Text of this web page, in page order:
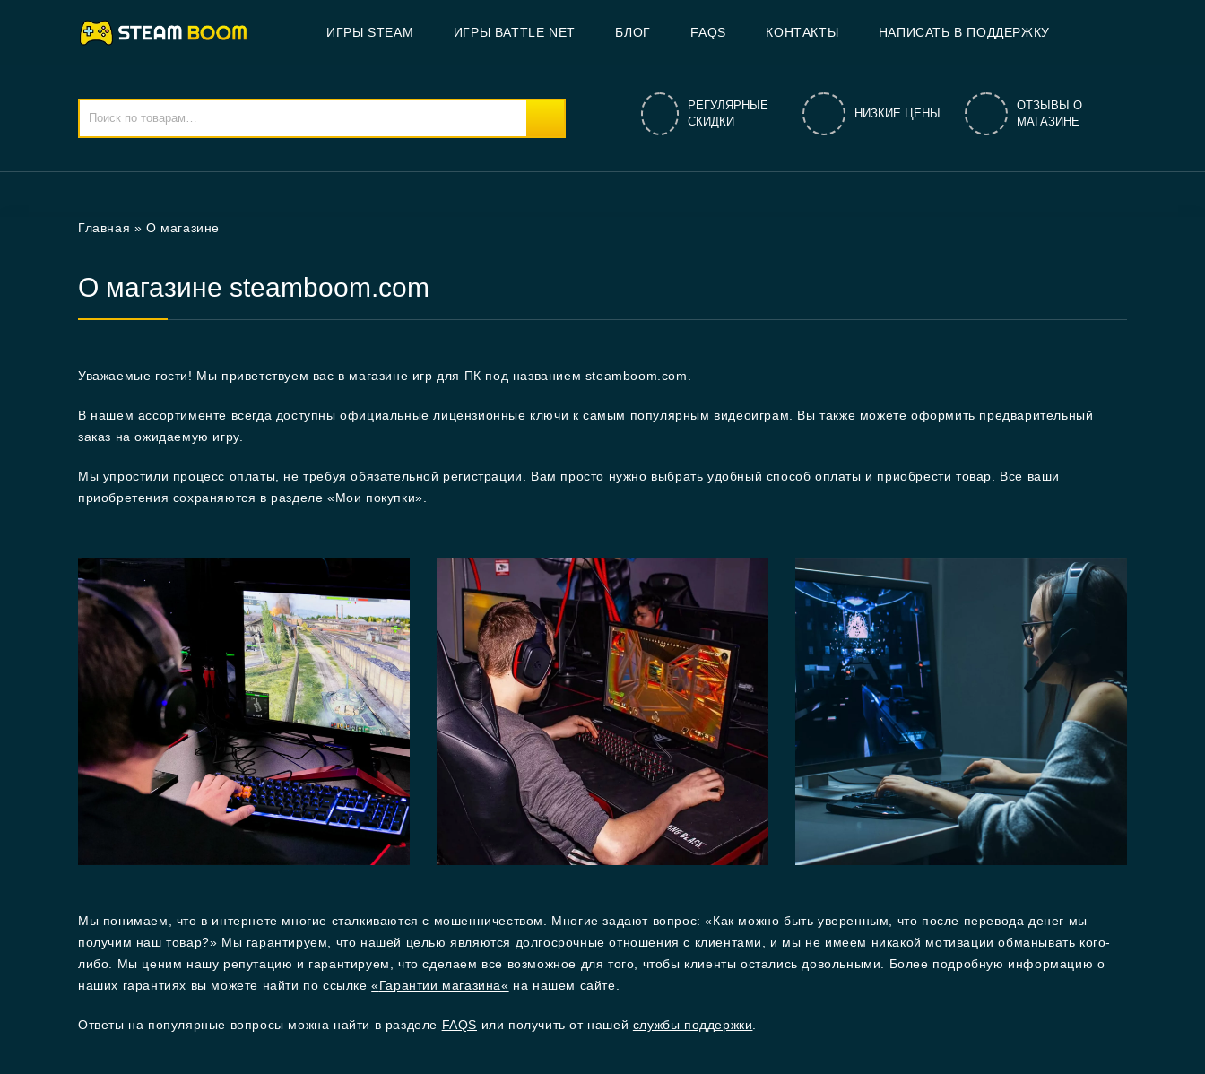
ИГРЫ STEAM ИГРЫ BATTLE NET БЛОГ FAQS КОНТАКТЫ НАПИСАТЬ В ПОДДЕРЖКУ
РЕГУЛЯРНЫЕ
СКИДКИ
НИЗКИЕ ЦЕНЫ
ОТЗЫВЫ О
МАГАЗИНЕ
Главная »О магазине
О магазине steamboom.com
Уважаемые гости! Мы приветствуем вас в магазине игр для ПК под названием steamboom.com.
В нашем ассортименте всегда доступны официальные лицензионные ключи к самым популярным видеоиграм. Вы также можете оформить предварительный
заказ на ожидаемую игру.
Мы упростили процесс оплаты, не требуя обязательной регистрации. Вам просто нужно выбрать удобный способ оплаты и приобрести товар. Все ваши
приобретения сохраняются в разделе «Мои покупки».
Мы понимаем, что в интернете многие сталкиваются с мошенничеством. Многие задают вопрос: «Как можно быть уверенным, что после перевода денег мы
получим наш товар?» Мы гарантируем, что нашей целью являются долгосрочные отношения с клиентами, и мы не имеем никакой мотивации обманывать кого-
либо. Мы ценим нашу репутацию и гарантируем, что сделаем все возможное для того, чтобы клиенты остались довольными. Более подробную информацию о
наших гарантиях вы можете найти по ссылке«Гарантии магазина« на нашем сайте.
Ответы на популярные вопросы можна найти в разделе FAQS или получить от нашей службы поддержки